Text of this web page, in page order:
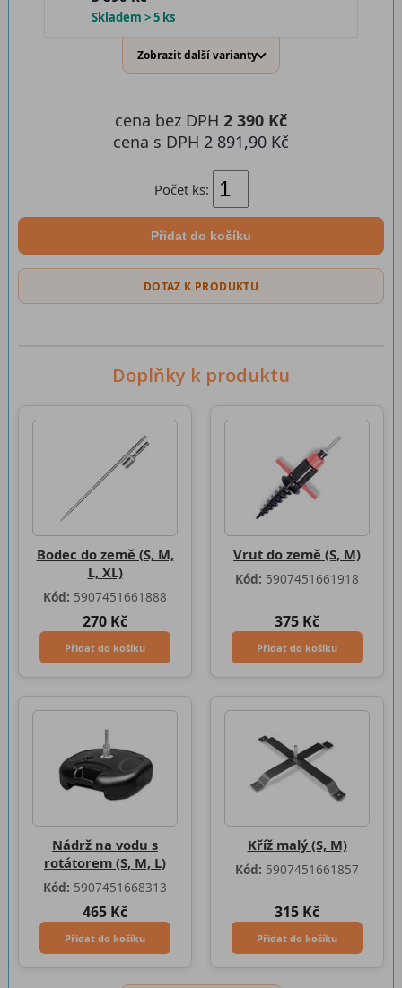
Skladem > 5 ks
Zobrazit další varianty
Počet ks:
Přidat do košíku
cena bez DPH 2 390 Kč
cena s DPH 2 891,90 Kč
DOTAZ K PRODUKTU
Doplňky k produktu
Bodec do země (S, M,
L, XL)
Kód: 5907451661888
270 Kč
Přidat do košíku
Vrut do země (S, M)
Kód: 5907451661918
375 Kč
Přidat do košíku
Nádrž na vodu s
rotátorem (S, M, L)
Kód: 5907451668313
465 Kč
Přidat do košíku
Kříž malý (S, M)
Kód: 5907451661857
315 Kč
Přidat do košíku